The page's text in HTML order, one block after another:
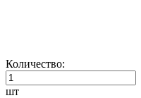
Количество:
шт